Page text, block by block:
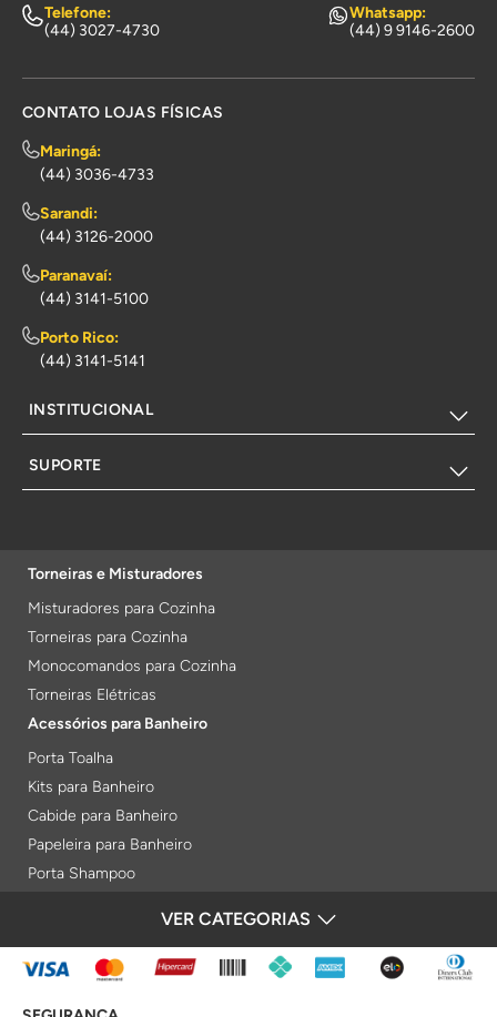
Telefone:
(44) 3027-4730
Whatsapp:
(44) 9 9146-2600
CONTATO LOJAS FÍSICAS
Maringá:
(44) 3036-4733
Sarandi:
(44) 3126-2000
Paranavaí:
(44) 3141-5100
Porto Rico:
(44) 3141-5141
INSTITUCIONAL
SUPORTE
Torneiras e Misturadores
Misturadores para Cozinha
Torneiras para Cozinha
Monocomandos para Cozinha
Torneiras Elétricas
Acessórios para Banheiro
Porta Toalha
Kits para Banheiro
Cabide para Banheiro
Papeleira para Banheiro
Porta Shampoo
Porta Toalha Aquecido
VER CATEGORIAS
FORMAS DE PAGAMENTO